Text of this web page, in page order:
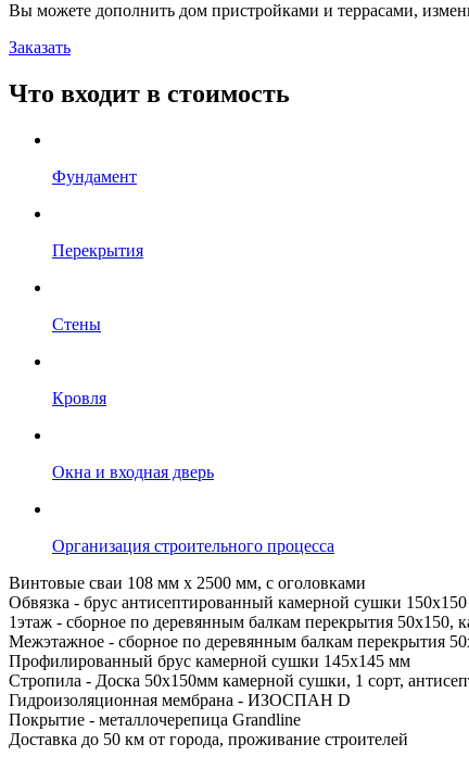
Вы можете дополнить дом пристройками и террасами,
Заказать
Что входит в стоимость
Фундамент
Перекрытия
Стены
Кровля
Окна и входная дверь
Организация строительного процесса
Винтовые сваи 108 мм х 2500 мм, с оголовками
Обвязка - брус антисептированный камерной сушки
1этаж - сборное по деревянным балкам перекрытия 50х150,
Межэтажное - сборное по деревянным балкам перекрытия
Профилированный брус камерной сушки 145х145 мм
Стропила - Доска 50х150мм камерной сушки, 1 сорт,
Гидроизоляционная мембрана - ИЗОСПАН D
Покрытие - металлочерепица Grandline
Доставка до 50 км от города, проживание строителей